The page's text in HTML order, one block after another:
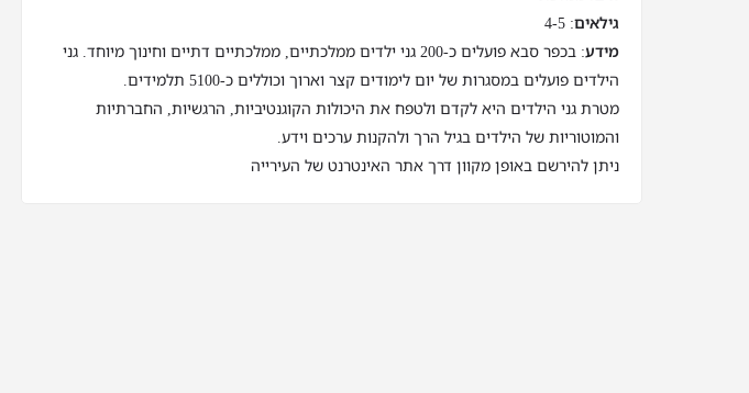
גילאים: 4-5
מידע
: בכפר סבא פועלים כ-200 גני ילדים ממלכתיים, ממלכתיים דתיים וחינוך מיוחד. גני
הילדים פועלים במסגרות של יום לימודים קצר וארוך וכוללים כ-5100 תלמידים.
מטרת גני הילדים היא לקדם ולטפח את היכולות הקוגנטיביות, הרגשיות, החברתיות
והמוטוריות של הילדים בגיל הרך ולהקנות ערכים וידע.
ניתן להירשם באופן מקוון דרך אתר האינטרנט של העירייה